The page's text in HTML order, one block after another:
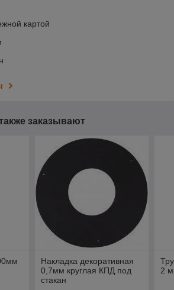
картой
заказывают
Накладка декоративная
0,7мм круглая КПД под
стакан
2